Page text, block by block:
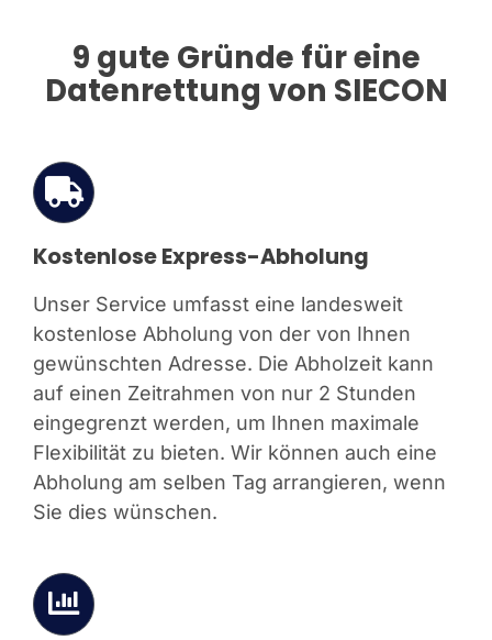
9 gute Gründe für eine
Datenrettung von SIECON
Kostenlose Express-Abholung
Unser Service umfasst eine landesweit
kostenlose Abholung von der von Ihnen
gewünschten Adresse. Die Abholzeit kann
auf einen Zeitrahmen von nur 2 Stunden
eingegrenzt werden, um Ihnen maximale
Flexibilität zu bieten. Wir können auch eine
Abholung am selben Tag arrangieren, wenn
Sie dies wünschen.